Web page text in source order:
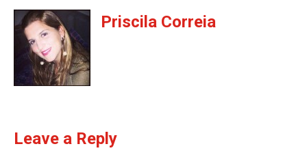
Priscila Correia
Leave a Reply